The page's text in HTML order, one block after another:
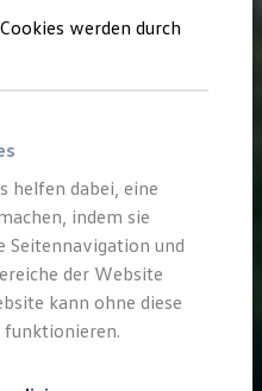
werden durch
helfen dabei, eine
indem sie
Seitennavigation und
der Website
kann ohne diese